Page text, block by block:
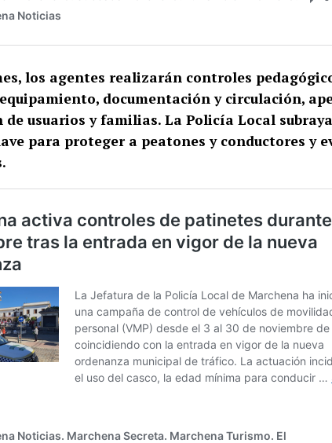
los agentes realizarán controles
documentación y circulación,
de usuarios y familias. La Policía Local
para proteger a peatones y conductores y